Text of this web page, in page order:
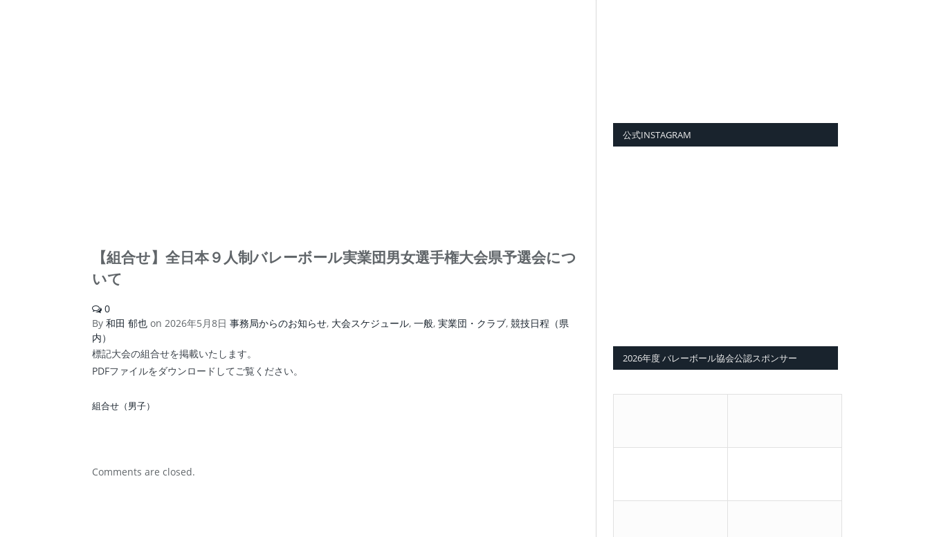
【組合せ】全日本９人制バレーボール実業団男女選手権大会県予選会につ
いて
0
By 和田 郁也 on 2026年5月8日 事務局からのお知らせ, 大会スケジュール, 一般, 実業団・クラブ, 競技日程（県
内）
標記大会の組合せを掲載いたします。
PDFファイルをダウンロードしてご覧ください。
組合せ（男子）
Comments are closed.
公式INSTAGRAM
2026年度 バレーボール協会公認スポンサー